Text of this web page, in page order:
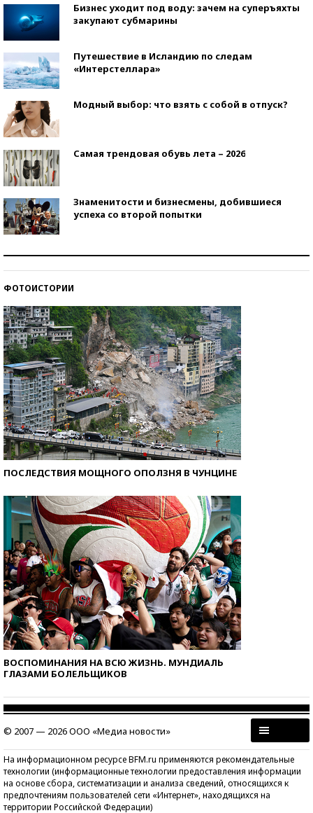
Бизнес уходит под воду: зачем на суперъяхты
закупают субмарины
Путешествие в Исландию по следам
«Интерстеллара»
Модный выбор: что взять с собой в отпуск?
Самая трендовая обувь лета – 2026
Знаменитости и бизнесмены, добившиеся
успеха со второй попытки
ФОТОИСТОРИИ
ПОСЛЕДСТВИЯ МОЩНОГО ОПОЛЗНЯ В ЧУНЦИНЕ
ВОСПОМИНАНИЯ НА ВСЮ ЖИЗНЬ. МУНДИАЛЬ
ГЛАЗАМИ БОЛЕЛЬЩИКОВ
© 2007 — 2026 ООО «Медиа новости»
На информационном ресурсе BFM.ru применяются рекомендательные
технологии (информационные технологии предоставления информации
на основе сбора, систематизации и анализа сведений, относящихся к
предпочтениям пользователей сети «Интернет», находящихся на
территории Российской Федерации)